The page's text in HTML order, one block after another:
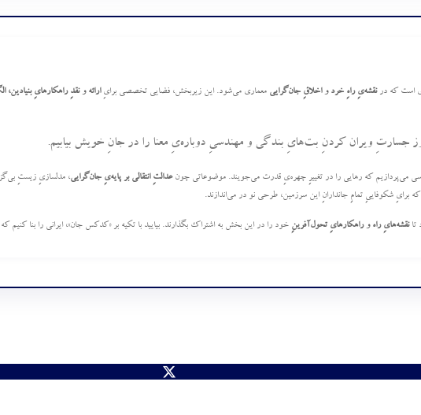
است که درنقشه‌یِ راهِ خرد و اخلاقِ جان‌گرایی معماری می‌شود. این زیربخش، فضایی تخصصی برایِارائه و نقدِ راهکارهایِ
جسارتِ ویران کردنِ بت‌هایِ بندگی و مهندسیِ دوباره‌یِ معنا را در جانِ خویش بیابیم.
می‌پردازیم که رهایی را در تغییرِ چهره‌یِ قدرت می‌جویند. موضوعاتی چونعدالتِ انتقالی بر پایه‌یِ جان‌گرایی، مدلسازیِ زیستِ
برایِ شکوفاییِ تمامِ جاندارانِ این سرزمین، طرحی نو در می‌اندازند.
تانقشه‌هایِ راه و راهکارهایِ تحول‌آفرینِ خود را در این بخش به اشتراک بگذارند. بیایید با تکیه بر «کدکس جان»، ایرانی را بنا